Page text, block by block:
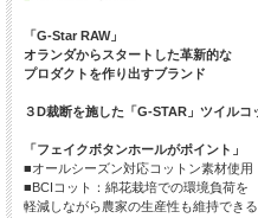
「G-Star RAW」
オランダからスタートした革新的な
プロダクトを作り出すブランド
３D裁断を施した「G-STAR」ツイルコ
「フェイクボタンホールがポイント」
■オールシーズン対応コットン素材使用
■BCIコット：綿花栽培での環境負荷を
軽減しながら農家の生産性も維持できる